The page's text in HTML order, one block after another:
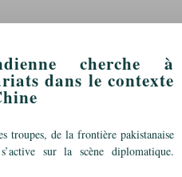
cherche à
dans le contexte
troupes, de la frontière pakistanaise
sur la scène diplomatique.